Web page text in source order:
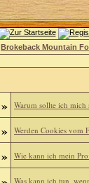
Brokeback Mountain
» Warum sollte ich mich
» Werden Cookies vom
» Wie kann ich mein
Was kann ich tun,